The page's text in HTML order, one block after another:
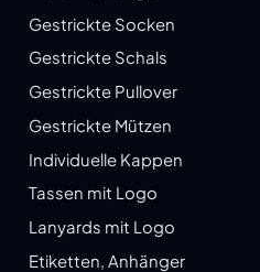
Gestrickte Socken
Gestrickte Schals
Gestrickte Pullover
Gestrickte Mützen
Individuelle Kappen
Tassen mit Logo
Lanyards mit Logo
Etiketten, Anhänger